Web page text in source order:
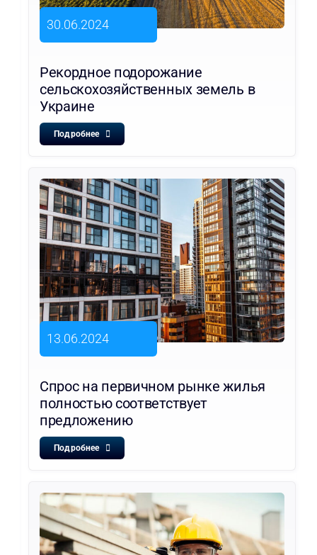
30.06.2024
Рекордное подорожание
сельскохозяйственных земель в
Украине
Подробнее
13.06.2024
Спрос на первичном рынке жилья
полностью соответствует
предложению
Подробнее